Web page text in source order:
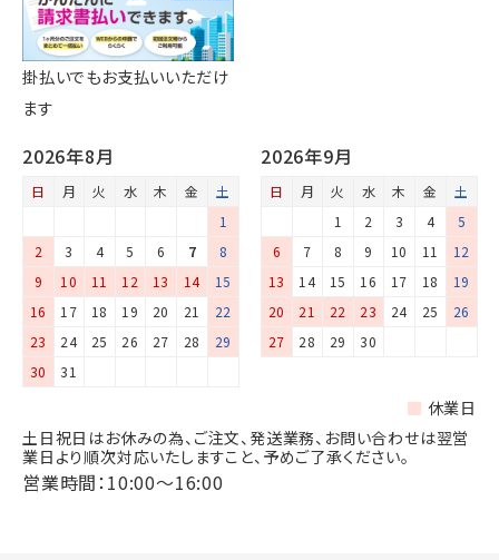
掛払いでもお支払いいただけ
ます
2026年8月
日 月 火 水 木 金
土
1
2
3 4 5 6 7
8
9
10 11 12 13 14
15
16
17 18 19 20 21
22
23
24 25 26 27 28
29
30
31
2026年9月
日 月 火 水 木 金
土
1
2 3 4
5
6
7 8 9 10 11
12
13
14 15 16 17 18
19
20
21 22 23 24 25
26
27
28 29 30
休業日
土日祝日はお休みの為、ご注文、発送業務、お問い合わせは翌営
業日より順次対応いたしますこと、予めご了承ください。
営業時間：10:00～16:00